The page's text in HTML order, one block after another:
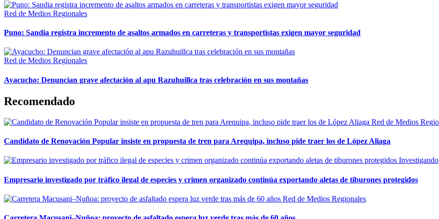
Red de Medios Regionales
Puno: Sandia registra incremento de asaltos armados en carreteras y transportistas exigen mayor seguridad
Red de Medios Regionales
Ayacucho: Denuncian grave afectación al apu Razuhuillca tras celebración en sus montañas
Recomendado
Red de Medios
Candidato de Renovación Popular insiste en propuesta de tren para Arequipa, incluso pide traer los de López Aliaga
Investigando
Empresario investigado por tráfico ilegal de especies y crimen organizado continúa exportando aletas de tiburones protegidos
Red de Medios Regionales